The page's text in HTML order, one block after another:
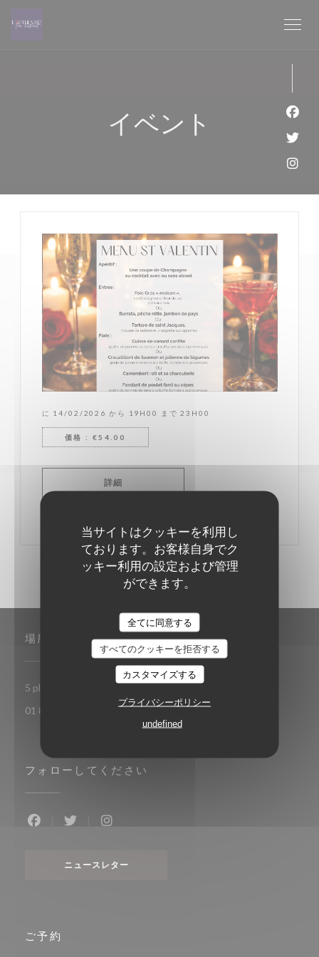
当サイトはクッキーを利用し
ております。お客様自身でク
ッキー利用の設定および管理
ができます。
全てに同意する
すべてのクッキーを拒否する
カスタマイズする
プライバシーポリシー
undefined
イベント
に 14/02/2026 から 19H00 まで 23H00
価格 : €54.00
詳細((新しいウィンドウで開きます))
場所
5 place Toscane 77700 Serris-Val d'Europe
01 85 15 27 71
フォローしてください
ニュースレター
ご予約